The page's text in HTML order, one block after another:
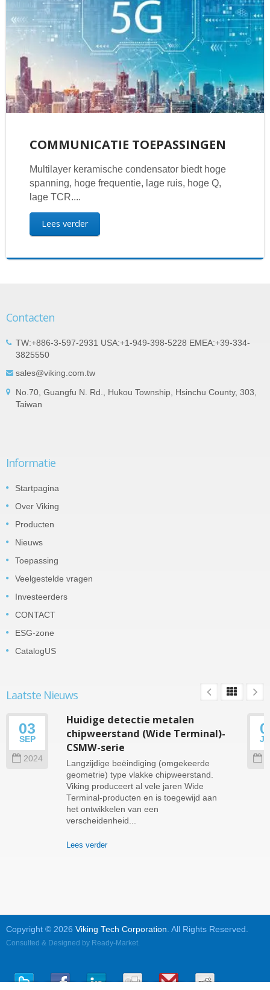
COMMUNICATIE TOEPASSINGEN
Multilayer keramische condensator biedt hoge
spanning, hoge frequentie, lage ruis, hoge Q,
lage TCR....
Lees verder
Contacten
TW:+886-3-597-2931 USA:+1-949-398-5228 EMEA:+39-334-
3825550
sales@viking.com.tw
No.70, Guangfu N. Rd., Hukou Township, Hsinchu County, 303,
Taiwan
Informatie
Startpagina
Over Viking
Producten
Nieuws
Toepassing
Veelgestelde vragen
Investeerders
CONTACT
ESG-zone
CatalogUS
Laatste Nieuws
03
SEP
2024
Huidige detectie metalen
chipweerstand (Wide Terminal)-
CSMW-serie
Langzijdige beëindiging (omgekeerde
geometrie) type vlakke chipweerstand.
Viking produceert al vele jaren Wide
Terminal-producten en is toegewijd aan
het ontwikkelen van een
verscheidenheid...
Lees verder
Copyright © 2026 Viking Tech Corporation . All Rights Reserved.
Consulted & Designed by Ready-Market.